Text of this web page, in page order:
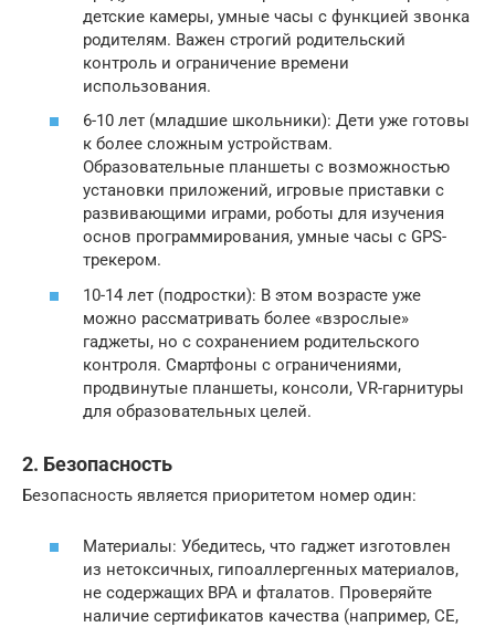
детские камеры, умные часы с функцией звонка
родителям. Важен строгий родительский
контроль и ограничение времени
использования.
6-10 лет (младшие школьники): Дети уже готовы
к более сложным устройствам.
Образовательные планшеты с возможностью
установки приложений, игровые приставки с
развивающими играми, роботы для изучения
основ программирования, умные часы с GPS-
трекером.
10-14 лет (подростки): В этом возрасте уже
можно рассматривать более «взрослые»
гаджеты, но с сохранением родительского
контроля. Смартфоны с ограничениями,
продвинутые планшеты, консоли, VR-гарнитуры
для образовательных целей.
2. Безопасность
Безопасность является приоритетом номер один:
Материалы: Убедитесь, что гаджет изготовлен
из нетоксичных, гипоаллергенных материалов,
не содержащих BPA и фталатов. Проверяйте
наличие сертификатов качества (например, CE,